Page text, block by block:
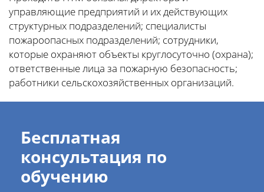
управляющие предприятий и их действующих
структурных подразделений; специалисты
пожароопасных подразделений; сотрудники,
которые охраняют объекты круглосуточно (охрана);
ответственные лица за пожарную безопасность;
работники сельскохозяйственных организаций.
Бесплатная
консультация по
обучению